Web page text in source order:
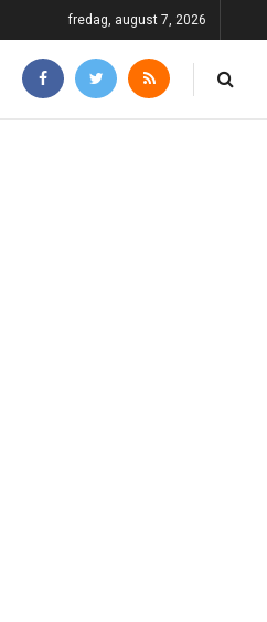
fredag, august 7, 2026